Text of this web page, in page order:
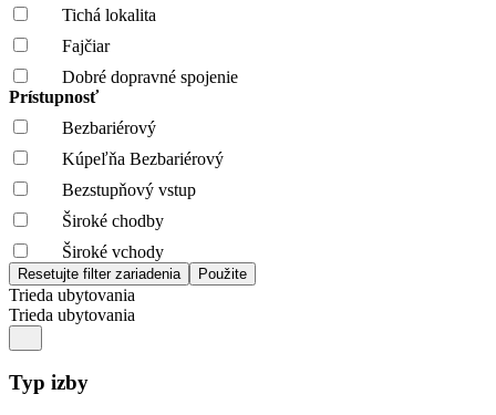
Tichá lokalita
Fajčiar
Dobré dopravné spojenie
Prístupnosť
Bezbariérový
Kúpeľňa Bezbariérový
Bezstupňový vstup
Široké chodby
Široké vchody
Trieda ubytovania
Trieda ubytovania
Typ izby